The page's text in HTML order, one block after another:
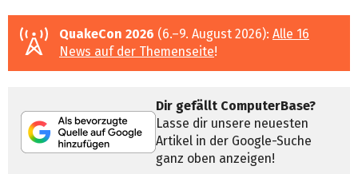
QuakeCon 2026 (6.–9. August 2026): Alle 16
News auf der Themenseite!
Dir gefällt ComputerBase?
Lasse dir unsere neuesten
Artikel in der Google-Suche
ganz oben anzeigen!